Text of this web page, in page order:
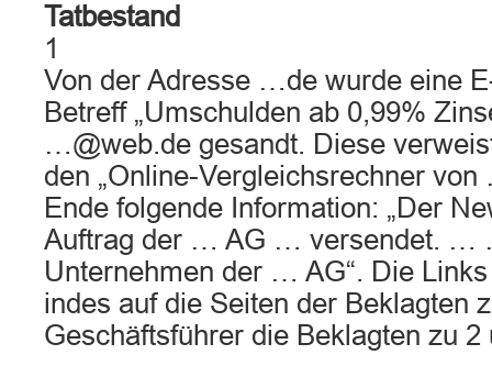
Tatbestand
1
Von der Adresse …de wurde eine
Betreff „Umschulden ab 0,99%
…@web.de gesandt. Diese
den „Online-Vergleichsrechner
Ende folgende Information: „Der
Auftrag der … AG … versendet. …
Unternehmen der … AG“. Die
indes auf die Seiten der Beklagten
Geschäftsführer die Beklagten zu 2